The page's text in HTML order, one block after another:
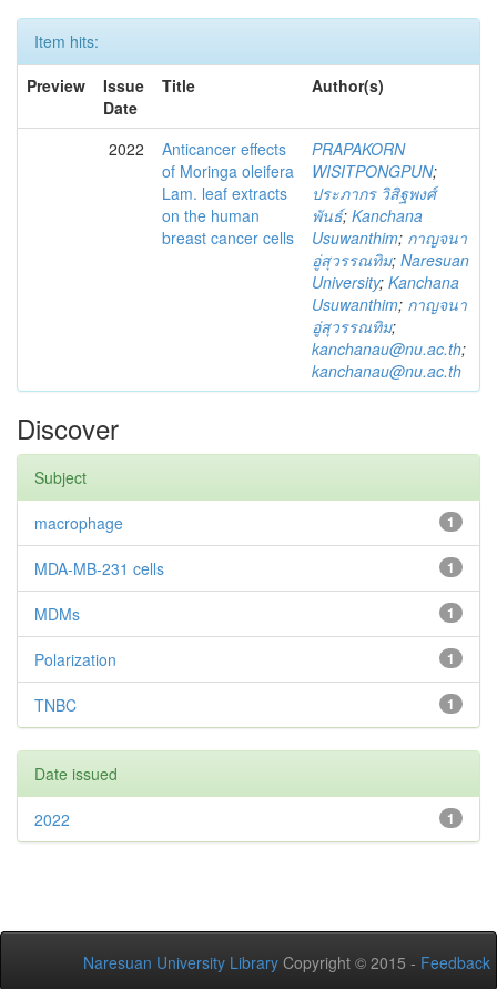
Item hits:
Preview
Issue
Date
Title Author(s)
2022
Anticancer effects
of Moringa oleifera
Lam. leaf extracts
on the human
breast cancer cells
PRAPAKORN
WISITPONGPUN;
ประภากร วิสิฐพงศ์
พันธ์; Kanchana
Usuwanthim; กาญจนา
อู่สุวรรณทิม; Naresuan
University; Kanchana
Usuwanthim; กาญจนา
อู่สุวรรณทิม;
kanchanau@nu.ac.th;
kanchanau@nu.ac.th
Discover
Subject
1
macrophage
1
MDA-MB-231 cells
1
MDMs
1
Polarization
1
TNBC
Date issued
1
2022
Naresuan University Library Copyright © 2015 - Feedback